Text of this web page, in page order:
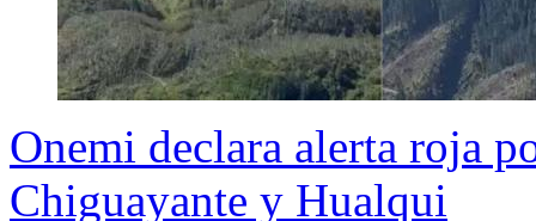
Onemi declara alerta roja
Chiguayante y Hualqui